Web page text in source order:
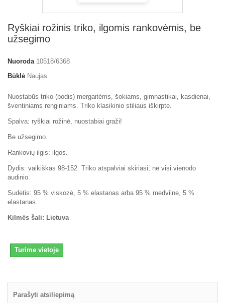
Ryškiai rožinis triko, ilgomis rankovėmis, be
užsegimo
Nuoroda 10518/6368
Būklė Naujas
Nuostabūs triko (bodis) mergaitėms, šokiams, gimnastikai, kasdienai,
šventiniams renginiams. Triko klasikinio stiliaus iškirpte.
Spalva: ryškiai rožinė, nuostabiai graži!
Be užsegimo.
Rankovių ilgis: ilgos.
Dydis: vaikiškas 98-152. Triko atspalviai skiriasi, ne visi vienodo
audinio.
Sudėtis: 95 % viskozė, 5 % elastanas arba 95 % medvilnė, 5 %
elastanas.
Kilmės šali: Lietuva
Turime vietoje
Parašyti atsiliepimą